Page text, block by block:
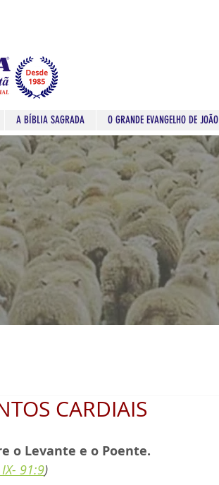
A BÍBLIA SAGRADA O GRANDE EVANGELHO DE JOÃO
CARDIAIS
o Levante e o Poente.
IX- 91:9)